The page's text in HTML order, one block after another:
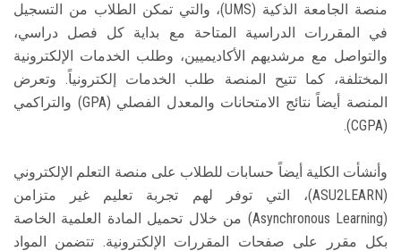
منصة الجامعة الذكية (UMS)، والتي تمكن الطلاب من التسجيل
في المقررات الدراسية المتاحة مع بداية كل فصل دراسي،
والتواصل مع مرشديهم الأكاديميين، وطلب الخدمات الإلكترونية
المختلفة، كما تتيح المنصة طلب الخدمات إلكترونياً. وتعرض
المنصة أيضاً نتائج الامتحانات والمعدل الفصلي (GPA) والتراكمي
(CGPA).
وأنشأت الكلية أيضاً حسابات للطلاب على منصة التعلم الإلكتروني
(ASU2LEARN)، التي توفر لهم تجربة تعليم غير متزامن
(Asynchronous Learning) من خلال تحميل المادة العلمية الخاصة
بكل مقرر على صفحات المقررات الإلكترونية. تتضمن المواد